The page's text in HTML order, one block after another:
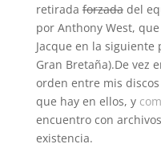
retiradaforzadadel
por Anthony West,
Jacque en la siguiente
Gran Bretaña).De vez
orden entre mis
que hay en ellos, y
encuentro con
existencia.